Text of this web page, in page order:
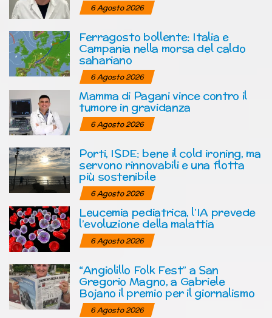
6 Agosto 2026
Ferragosto bollente: Italia e
Campania nella morsa del caldo
sahariano
6 Agosto 2026
Mamma di Pagani vince contro il
tumore in gravidanza
6 Agosto 2026
Porti, ISDE: bene il cold ironing, ma
servono rinnovabili e una flotta
più sostenibile
6 Agosto 2026
Leucemia pediatrica, l’IA prevede
l’evoluzione della malattia
6 Agosto 2026
“Angiolillo Folk Fest” a San
Gregorio Magno, a Gabriele
Bojano il premio per il giornalismo
6 Agosto 2026